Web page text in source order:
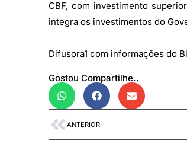
CBF, com investimento
integra os investimentos do
Difusora1 com informações do
Gostou Compartilhe..
ANTERIOR